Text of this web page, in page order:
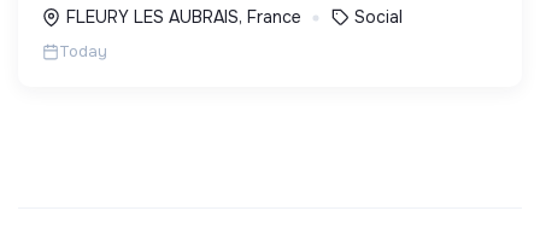
FLEURY LES AUBRAIS, France
Social
Today